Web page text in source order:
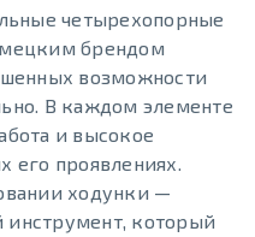
четырехопорные
брендом
возможности
В каждом элементе
и высокое
его проявлениях.
ходунки —
инструмент, который